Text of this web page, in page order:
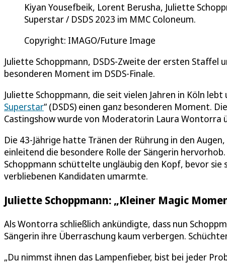
Kiyan Yousefbeik, Lorent Berusha, Juliette
Superstar / DSDS 2023 im MMC Coloneum.
Copyright: IMAGO/Future Image
Juliette Schoppmann, DSDS-Zweite der ersten Staffel
besonderen Moment im DSDS-Finale.
Juliette Schoppmann, die seit vielen Jahren in Köln
Superstar“ (DSDS) einen ganz besonderen Moment.
Castingshow wurde von Moderatorin Laura Wontorra
Die 43-Jährige hatte Tränen der Rührung in den
einleitend die besondere Rolle der Sängerin
Schoppmann schüttelte ungläubig den Kopf, bevor
verbliebenen Kandidaten umarmte.
Juliette Schoppmann: „Kleiner Magic
Als Wontorra schließlich ankündigte, dass nun
Sängerin ihre Überraschung kaum verbergen.
„Du nimmst ihnen das Lampenfieber, bist bei jeder